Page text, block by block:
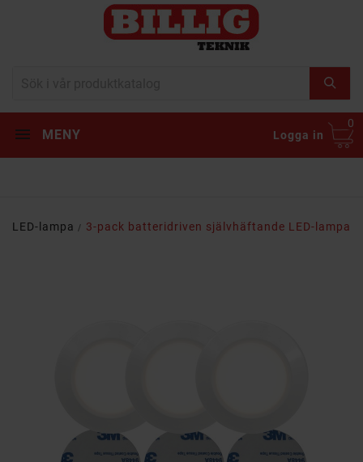
MENY Logga in
0
LED-lampa 3-pack batteridriven självhäftande LED-lampa